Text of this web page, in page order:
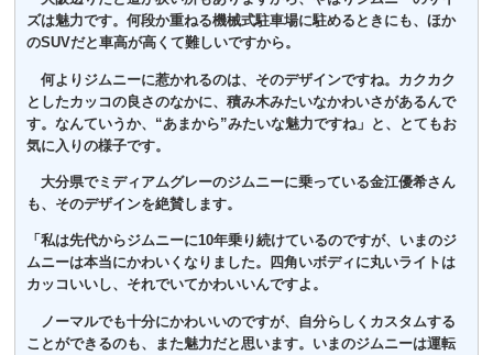
ズは魅力です。何段か重ねる機械式駐車場に駐めるときにも、ほか
のSUVだと車高が高くて難しいですから。
何よりジムニーに惹かれるのは、そのデザインですね。カクカク
としたカッコの良さのなかに、積み木みたいなかわいさがあるんで
す。なんていうか、“あまから”みたいな魅力ですね」と、とてもお
気に入りの様子です。
大分県でミディアムグレーのジムニーに乗っている金江優希さん
も、そのデザインを絶賛します。
「私は先代からジムニーに10年乗り続けているのですが、いまのジ
ムニーは本当にかわいくなりました。四角いボディに丸いライトは
カッコいいし、それでいてかわいいんですよ。
ノーマルでも十分にかわいいのですが、自分らしくカスタムする
ことができるのも、また魅力だと思います。いまのジムニーは運転